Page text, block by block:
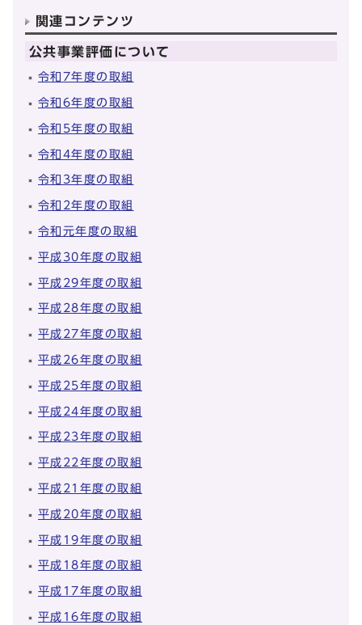
関連コンテンツ
公共事業評価について
令和7年度の取組
令和6年度の取組
令和5年度の取組
令和4年度の取組
令和3年度の取組
令和2年度の取組
令和元年度の取組
平成30年度の取組
平成29年度の取組
平成28年度の取組
平成27年度の取組
平成26年度の取組
平成25年度の取組
平成24年度の取組
平成23年度の取組
平成22年度の取組
平成21年度の取組
平成20年度の取組
平成19年度の取組
平成18年度の取組
平成17年度の取組
平成16年度の取組